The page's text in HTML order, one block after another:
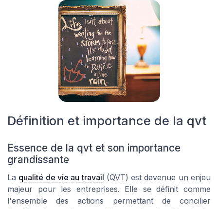
Définition et importance de la qvt
Essence de la qvt et son importance
grandissante
La qualité de vie au travail (QVT) est devenue un enjeu
majeur pour les entreprises. Elle se définit comme
l'ensemble des actions permettant de concilier